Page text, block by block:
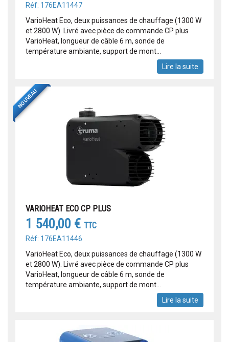
Réf: 176EA11447
VarioHeat Eco, deux puissances de chauffage (1300 W
et 2800 W). Livré avec pièce de commande CP plus
VarioHeat, longueur de câble 6 m, sonde de
température ambiante, support de mont...
Lire la suite
NOUVEAU
VARIOHEAT ECO CP PLUS
1 540,00 € TTC
Réf: 176EA11446
VarioHeat Eco, deux puissances de chauffage (1300 W
et 2800 W). Livré avec pièce de commande CP plus
VarioHeat, longueur de câble 6 m, sonde de
température ambiante, support de mont...
Lire la suite